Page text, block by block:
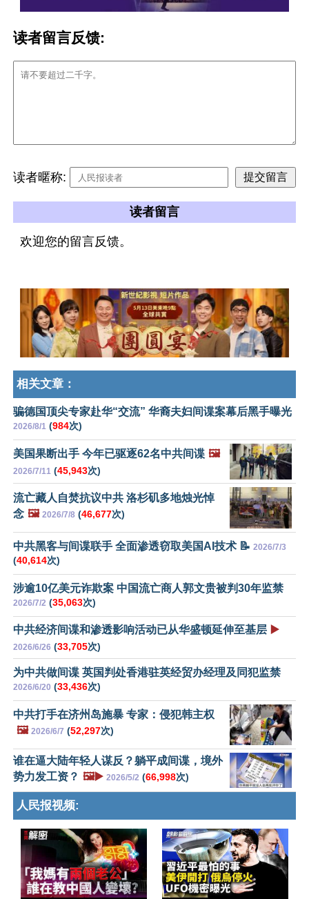
读者留言反馈:
读者暱称:
读者留言
欢迎您的留言反馈。
相关文章：
骗德国顶尖专家赴华“交流” 华裔夫妇间谍案幕后黑手曝光
2026/8/1 (984次)
美国果断出手 今年已驱逐62名中共间谍 🖼️
2026/7/11 (45,943次)
流亡藏人自焚抗议中共 洛杉矶多地烛光悼
念 🖼️ 2026/7/8 (46,677次)
中共黑客与间谍联手 全面渗透窃取美国AI技术 📝 2026/7/3
(40,614次)
涉逾10亿美元诈欺案 中国流亡商人郭文贵被判30年监禁
2026/7/2 (35,063次)
中共经济间谍和渗透影响活动已从华盛顿延伸至基层 ▶️
2026/6/26 (33,705次)
为中共做间谍 英国判处香港驻英经贸办经理及同犯监禁
2026/6/20 (33,436次)
中共打手在济州岛施暴 专家：侵犯韩主权
🖼️ 2026/6/7 (52,297次)
谁在逼大陆年轻人谋反？躺平成间谍，境外
势力发工资？ 🖼️▶️ 2026/5/2 (66,998次)
人民报视频: